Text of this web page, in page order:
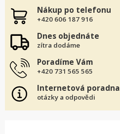
Nákup po telefonu
+420 606 187 916
Dnes objednáte
zítra dodáme
Poradíme Vám
+420 731 565 565
Internetová poradna
otázky a odpovědi